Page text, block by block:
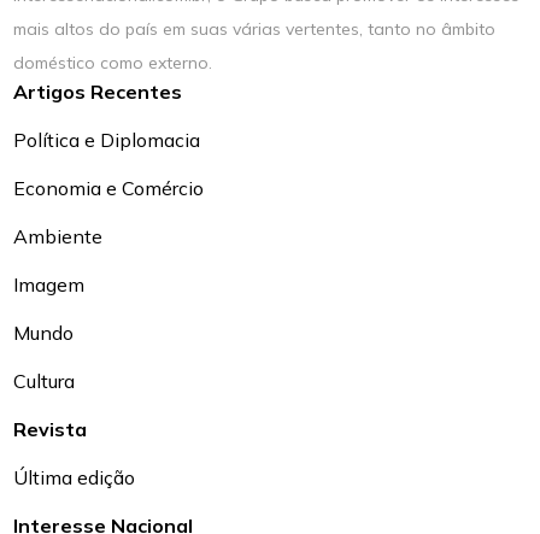
mais altos do país em suas várias vertentes, tanto no âmbito
doméstico como externo.
Artigos Recentes
Política e Diplomacia
Economia e Comércio
Ambiente
Imagem
Mundo
Cultura
Revista
Última edição
Interesse Nacional